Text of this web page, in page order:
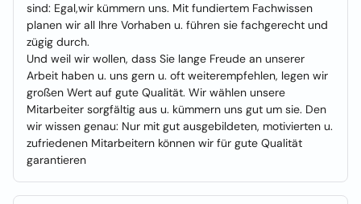
sind: Egal,wir kümmern uns. Mit fundiertem Fachwissen
planen wir all Ihre Vorhaben u. führen sie fachgerecht und
zügig durch.
Und weil wir wollen, dass Sie lange Freude an unserer
Arbeit haben u. uns gern u. oft weiterempfehlen, legen wir
großen Wert auf gute Qualität. Wir wählen unsere
Mitarbeiter sorgfältig aus u. kümmern uns gut um sie. Den
wir wissen genau: Nur mit gut ausgebildeten, motivierten u.
zufriedenen Mitarbeitern können wir für gute Qualität
garantieren